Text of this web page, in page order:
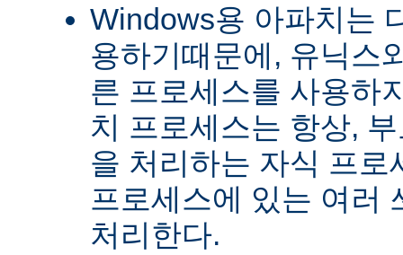
Windows용 아파치는
용하기때문에, 유닉스
른 프로세스를 사용하
치 프로세스는 항상,
을 처리하는 자식 프로
프로세스에 있는 여러
처리한다.